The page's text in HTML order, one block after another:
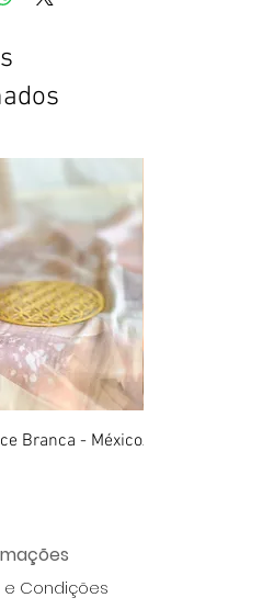
Branca - MéxicoAnel Golden
e Condições